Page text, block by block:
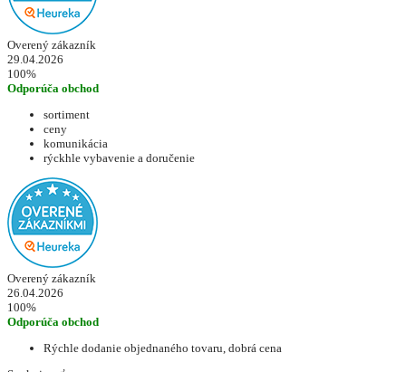
Overený zákazník
29.04.2026
100%
Odporúča obchod
sortiment
ceny
komunikácia
rýckhle vybavenie a doručenie
Overený zákazník
26.04.2026
100%
Odporúča obchod
Rýchle dodanie objednaného tovaru, dobrá cena